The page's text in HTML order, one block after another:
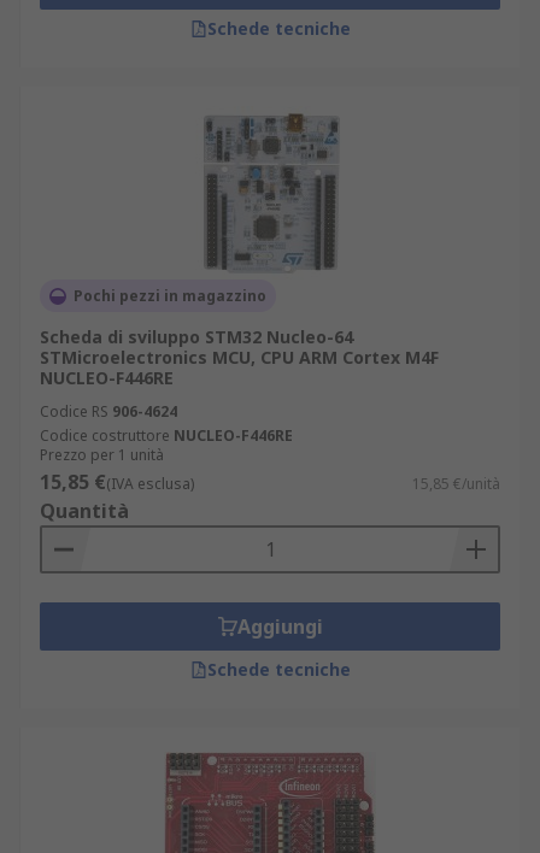
Schede tecniche
Pochi pezzi in magazzino
Scheda di sviluppo STM32 Nucleo-64
STMicroelectronics MCU, CPU ARM Cortex M4F
NUCLEO-F446RE
Codice RS 906-4624
Codice costruttore NUCLEO-F446RE
Prezzo per 1 unità
15,85 €(IVA esclusa) 15,85 €/unità
Quantità
Aggiungi
Schede tecniche